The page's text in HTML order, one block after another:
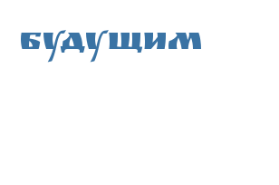
Будущим